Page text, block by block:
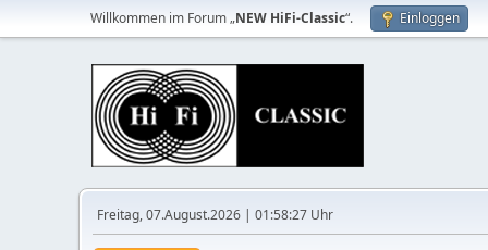
Willkommen im Forum „NEW HiFi-Classic“. Einloggen
Freitag, 07.August.2026 | 01:58:27 Uhr